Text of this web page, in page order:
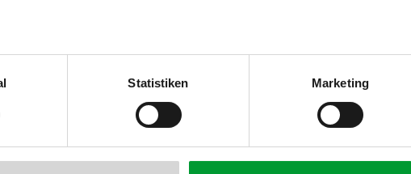
Statistiken Marketing